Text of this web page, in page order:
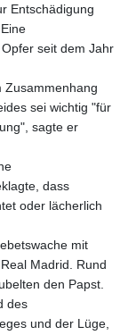
Entschädigung
seit dem Jahr
Zusammenhang
sei wichtig "für
sagte er
dass
oder lächerlich
mit
Madrid. Rund
den Papst.
des
und der Lüge,